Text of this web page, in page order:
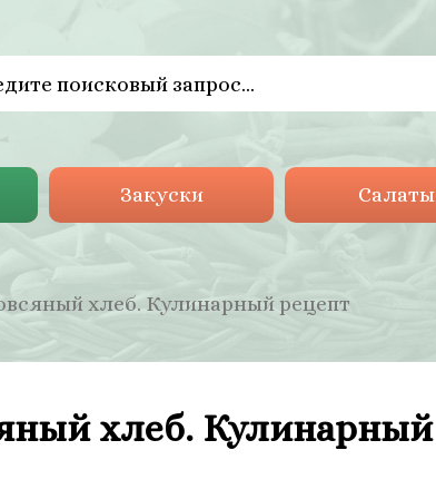
Закуски Салаты
хлеб. Кулинарный рецепт
хлеб. Кулинарный